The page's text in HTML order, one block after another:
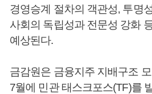
경영승계 절차의 객관성, 투명
사회의 독립성과 전문성 강화
예상된다.
금감원은 금융지주 지배구조
7월에 민관 태스크포스(TF)를